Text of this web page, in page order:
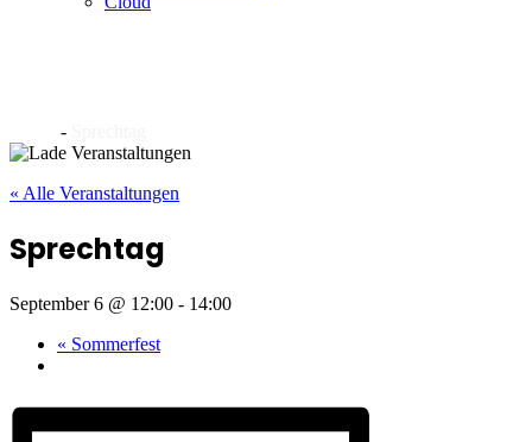
-
« Alle Veranstaltungen
Sprechtag
September 6 @ 12:00 - 14:00
« Sommerfest